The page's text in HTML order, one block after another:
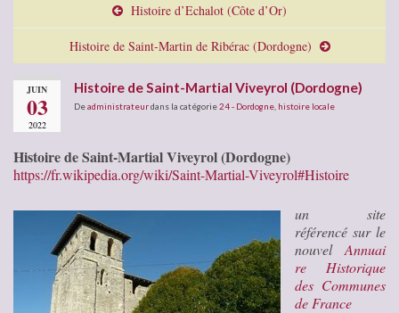
Histoire d’Echalot (Côte d’Or)
Histoire de Saint-Martin de Ribérac (Dordogne)
JUIN
03
2022
Histoire de Saint-Martial Viveyrol (Dordogne)
Deadministrateurdans la catégorie24 - Dordogne histoire locale
Histoire de Saint-Martial Viveyrol (Dordogne)
https://fr.wikipedia.org/wiki/Saint-Martial-Viveyrol#Histoire
un site
référencé sur le
nouvel Annuai
re Historique
des Communes
de France